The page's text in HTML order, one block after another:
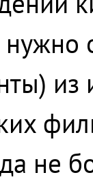
из
не